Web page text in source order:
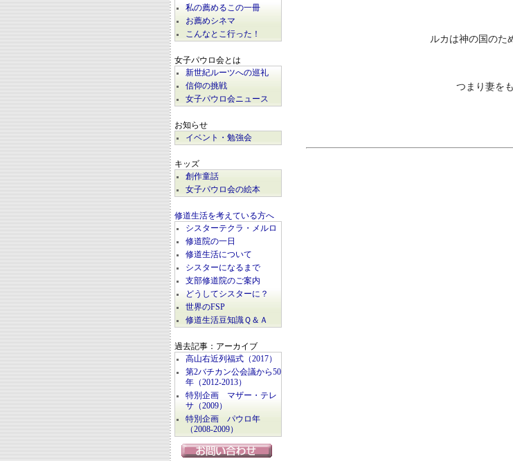
私の薦めるこの一冊
お薦めシネマ
こんなとこ行った！
女子パウロ会とは
新世紀ルーツへの巡礼
信仰の挑戦
女子パウロ会ニュース
お知らせ
イベント・勉強会
キッズ
創作童話
女子パウロ会の絵本
修道生活を考えている方へ
シスターテクラ・メルロ
修道院の一日
修道生活について
シスターになるまで
支部修道院のご案内
どうしてシスターに？
世界のFSP
修道生活豆知識Ｑ＆Ａ
過去記事：アーカイブ
高山右近列福式（2017）
第2バチカン公会議から50
年（2012-2013）
特別企画 マザー・テレ
サ（2009）
特別企画 パウロ年
（2008-2009）
ルカは神の国のた
つまり妻を